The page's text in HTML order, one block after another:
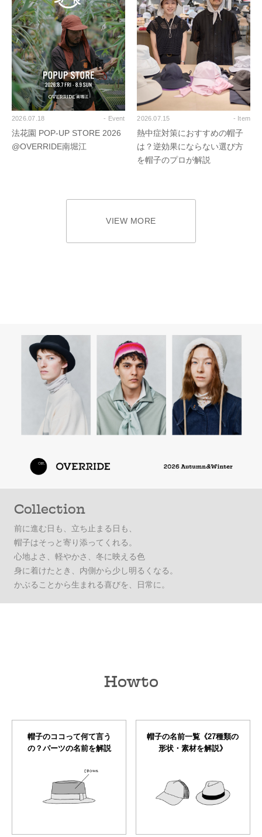
2026.07.18 - Event
法花園 POP-UP STORE 2026
@OVERRIDE南堀江
2026.07.15 - Item
熱中症対策におすすめの帽子
は？逆効果にならない選び方
を帽子のプロが解説
VIEW MORE
Collection
前に進む日も、立ち止まる日も、
帽子はそっと寄り添ってくれる。
心地よさ、軽やかさ、冬に映える色
身に着けたとき、内側から少し明るくなる。
かぶることから生まれる喜びを、日常に。
Howto
帽子のココって何て言う
の？パーツの名前を解説
帽子の名前一覧《27種類の
形状・素材を解説》